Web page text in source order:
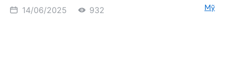
14/06/2025 932 Mỹ